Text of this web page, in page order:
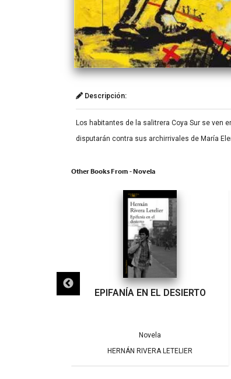
Descripción:
Los habitantes de la salitrera Coya Sur se
disputarán contra sus archirrivales de María
Other Books From - Novela
EPIFANÍA EN EL DESIERTO
Novela
HERNÁN RIVERA LETELIER